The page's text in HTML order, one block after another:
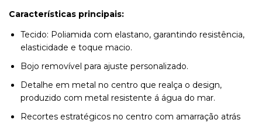
Características principais:
Tecido: Poliamida com elastano, garantindo resistência,
elasticidade e toque macio.
Bojo removível para ajuste personalizado.
Detalhe em metal no centro que realça o design,
produzido com metal resistente á água do mar.
Recortes estratégicos no centro com amarração atrás